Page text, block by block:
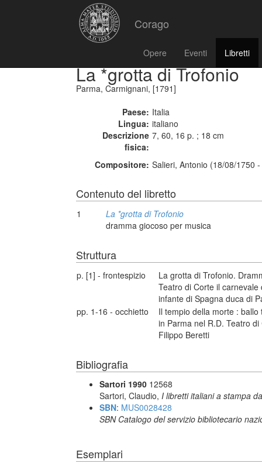
Corago
Opere Eventi Libretti
La *grotta di Trofonio
Parma, Carmignani, [1791]
Paese: Italia
Lingua: italiano
Descrizione
fisica:
7, 60, 16 p. ; 18 cm
Compositore: Salieri, Antonio (18/08/1750
Contenuto del libretto
1
La *grotta di Trofonio
dramma giocoso per musica
Struttura
p. [1] - frontespizio
La grotta di Trofonio.
Teatro di Corte il
infante di Spagna duca di
pp. 1-16 - occhietto
Il tempio della morte :
in Parma nel R.D. Teatro
Filippo Beretti
Bibliografia
Sartori 1990 12568
Sartori, Claudio, I libretti italiani a stampa
SBN: MUS0028428
SBN Catalogo del servizio bibliotecario
Esemplari